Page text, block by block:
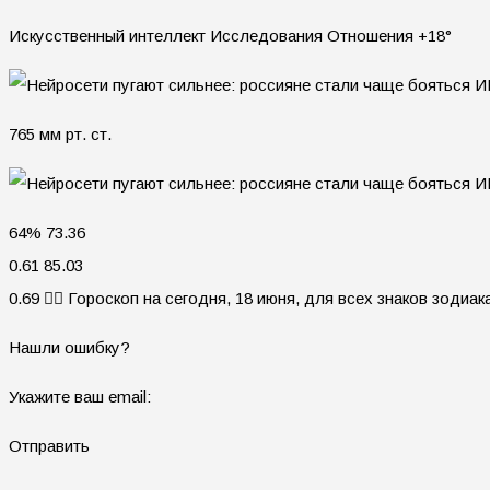
Искусственный интеллект Исследования Отношения +18°
765 мм рт. ст.
64% 73.36
0.61 85.03
0.69 🧙‍♀ Гороскоп на сегодня, 18 июня, для всех знаков
Нашли ошибку?
Укажите ваш email:
Отправить